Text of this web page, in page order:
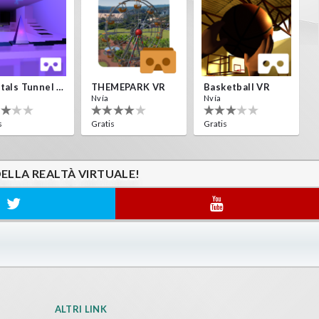
Crystals Tunnel VR THEMEPARK VR
Nvía
Gratis
Basketball VR
Nvía
Gratis
REALTÀ VIRTUALE!
ALTRI LINK